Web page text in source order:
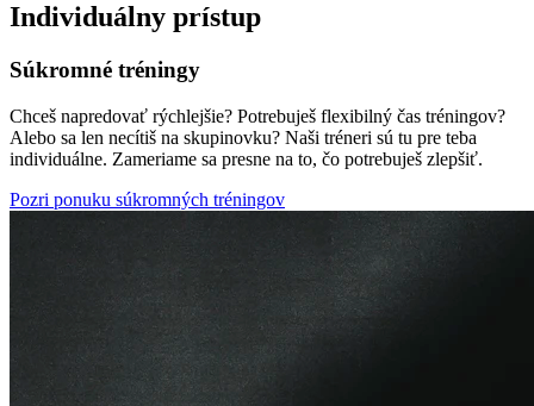
Individuálny prístup
Súkromné tréningy
Chceš napredovať rýchlejšie? Potrebuješ flexibilný čas tréningov?
Alebo sa len necítiš na skupinovku? Naši tréneri sú tu pre teba
individuálne. Zameriame sa presne na to, čo potrebuješ zlepšiť.
Pozri ponuku súkromných tréningov